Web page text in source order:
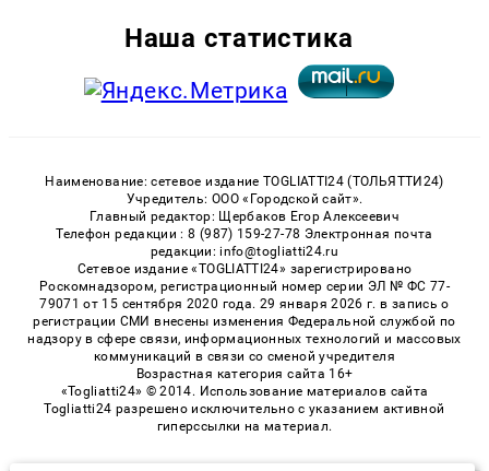
Наша статистика
Наименование: сетевое издание TOGLIATTI24 (ТОЛЬЯТТИ24)
Учредитель: ООО «Городской сайт».
Главный редактор: Щербаков Егор Алексеевич
Телефон редакции : 8 (987) 159-27-78 Электронная почта
редакции: info@togliatti24.ru
Сетевое издание «TOGLIATTI24» зарегистрировано
Роскомнадзором, регистрационный номер серии ЭЛ № ФС 77-
79071 от 15 сентября 2020 года. 29 января 2026 г. в запись о
регистрации СМИ внесены изменения Федеральной службой по
надзору в сфере связи, информационных технологий и массовых
коммуникаций в связи со сменой учредителя
Возрастная категория сайта 16+
«Togliatti24» © 2014. Использование материалов сайта
Togliatti24 разрешено исключительно с указанием активной
гиперссылки на материал.